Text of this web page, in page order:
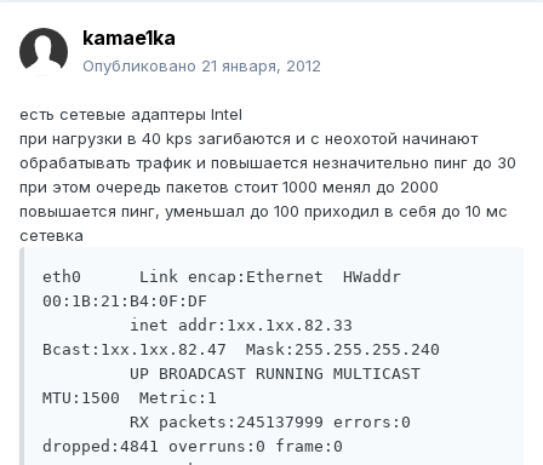
kamae1ka
Опубликовано 21 января, 2012
есть сетевые адаптеры Intel
при нагрузки в 40 kps загибаются и с неохотой начинают
обрабатывать трафик и повышается незначительно пинг до 30
при этом очередь пакетов стоит 1000 менял до 2000
повышается пинг, уменьшал до 100 приходил в себя до 10 мс
сетевка
eth0      Link encap:Ethernet  HWaddr
00:1B:21:B4:0F:DF
Bcast:1xx.1xx.82.47  Mask:255.255.255.240
MTU:1500  Metric:1
dropped:4841 overruns:0 frame:0